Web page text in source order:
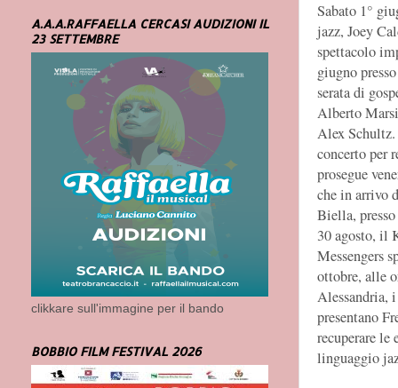
Sabato 1°
jazz, Joey
spettacolo
giugno
serata di
Alberto
Alex
concerto per
prosegue
che in arrivo
Biella,
30 agosto, il
Messengers
ottobre, alle
Alessandria,
presentano
recuperare le
linguaggio
A.A.A.RAFFAELLA CERCASI AUDIZIONI IL
23 SETTEMBRE
clikkare sull'immagine per il bando
BOBBIO FILM FESTIVAL 2026